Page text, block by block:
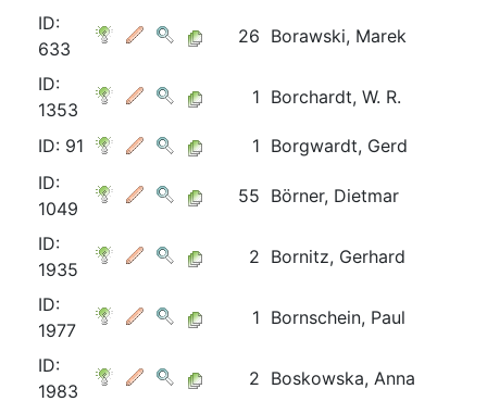
ID:
633
26 Borawski, Marek
ID:
1353
1 Borchardt, W. R.
ID: 91 1 Borgwardt, Gerd
ID:
1049
55 Börner, Dietmar
ID:
1935
2 Bornitz, Gerhard
ID:
1977
1 Bornschein, Paul
ID:
1983
2 Boskowska, Anna